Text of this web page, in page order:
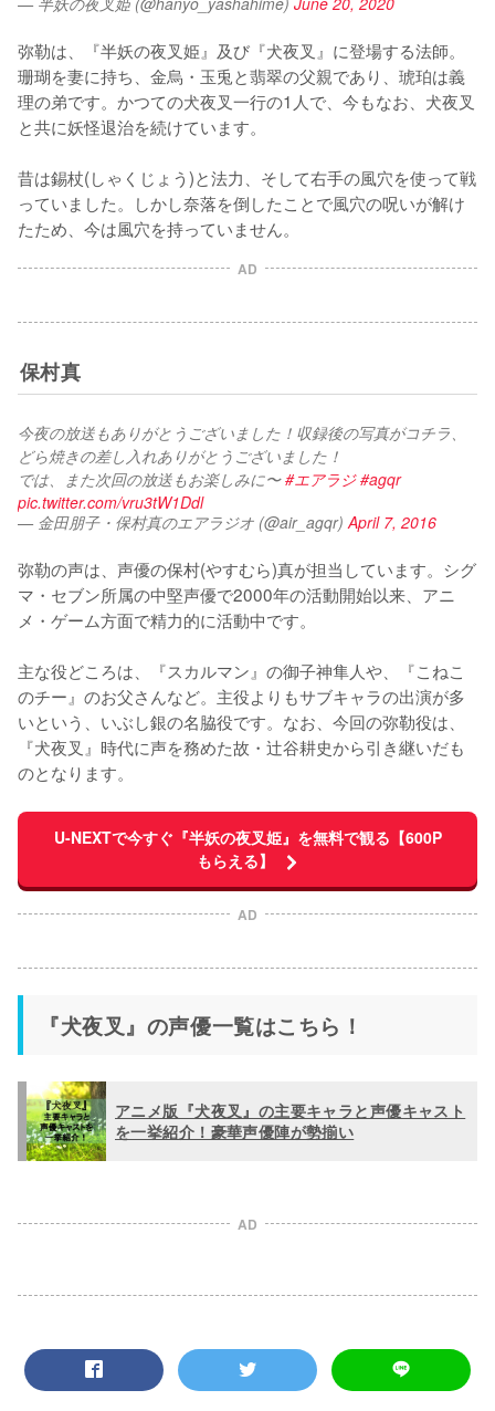
弥勒は、『半妖の夜叉姫』及び『犬夜叉』に登場する法師。
珊瑚を妻に持ち、金烏・玉兎と翡翠の父親であり、琥珀は義
理の弟です。かつての犬夜叉一行の1人で、今もなお、犬夜叉
と共に妖怪退治を続けています。
昔は錫杖(しゃくじょう)と法力、そして右手の風穴を使って戦
っていました。しかし奈落を倒したことで風穴の呪いが解け
たため、今は風穴を持っていません。
AD
保村真
今夜の放送もありがとうございました！収録後の写真がコチラ、
どら焼きの差し入れありがとうございました！
では、また次回の放送もお楽しみに〜 #エアラジ #agqr
pic.twitter.com/vru3tW1Ddl
— 金田朋子・保村真のエアラジオ (@air_agqr)April 7, 2016
弥勒の声は、声優の保村(やすむら)真が担当しています。シグ
マ・セブン所属の中堅声優で2000年の活動開始以来、アニ
メ・ゲーム方面で精力的に活動中です。
主な役どころは、『スカルマン』の御子神隼人や、『こねこ
のチー』のお父さんなど。主役よりもサブキャラの出演が多
いという、いぶし銀の名脇役です。なお、今回の弥勒役は、
『犬夜叉』時代に声を務めた故・辻谷耕史から引き継いだも
のとなります。
U-NEXTで今すぐ『半妖の夜叉姫』を無料で観る【600P
もらえる】
AD
『犬夜叉』の声優一覧はこちら！
アニメ版『犬夜叉』の主要キャラと声優キャスト
を一挙紹介！豪華声優陣が勢揃い
AD